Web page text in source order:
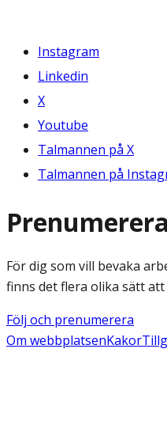
Instagram
Linkedin
X
Youtube
Talmannen på X
Talmannen på
Prenumerera
För dig som vill bevaka
finns det flera olika sätt att
Följ och prenumerera
Om webbplatsenKakor